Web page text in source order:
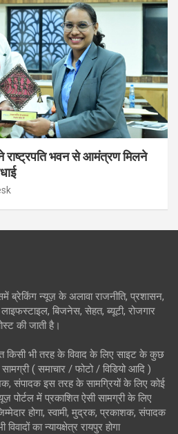
राष्ट्रपति भवन से आमंत्रण मिलने
ब्रेकिंग न्यूज़ के अलावा राजनीति, प्रशासन,
बिजनेस, सेहत, ब्यूटी, रोजगार
की जाती है।
किसी भी तरह के विवाद के लिए साइट के कुछ
सामग्री ( समाचार / फोटो / विडियो आदि )
संपादक इस तरह के सामग्रियों के लिए कोई
पोर्टल में प्रकाशित ऐसी सामग्री के लिए
होगा, स्वामी, मुद्रक, प्रकाशक, संपादक
का न्यायक्षेत्र रायपुर होगा